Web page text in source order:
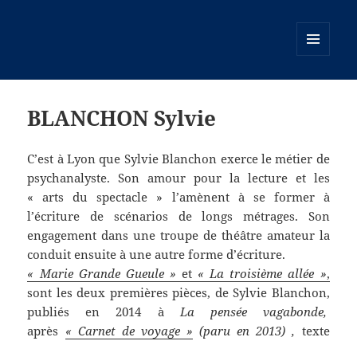
BLANCHON Sylvie
C’est à Lyon que Sylvie Blanchon exerce le métier de
psychanalyste. Son amour pour la lecture et les
« arts du spectacle » l’amènent à se former à
l’écriture de scénarios de longs métrages. Son
engagement dans une troupe de théâtre amateur la
conduit ensuite à une autre forme d’écriture.
« Marie Grande Gueule » et « La troisième allée »,
sont les deux premières pièces, de Sylvie Blanchon,
publiés en 2014 àLa pensée vagabonde,
après « Carnet de voyage » (paru en 2013) , texte